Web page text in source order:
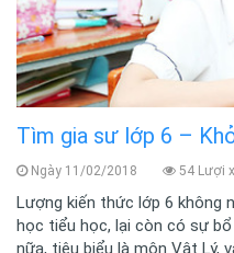
Tìm gia sư lớp 6 –
Ngày 11/02/2018 54 Lượi
Lượng kiến thức lớp 6 không
học tiểu học, lại còn có sự
nữa, tiêu biểu là môn Vật Lý,